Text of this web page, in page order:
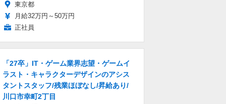
東京都
月給32万円～50万円
正社員
「27卒」IT・ゲーム業界志望・ゲームイ
ラスト・キャラクターデザインのアシス
タントスタッフ/残業ほぼなし/昇給あり/
川口市幸町2丁目